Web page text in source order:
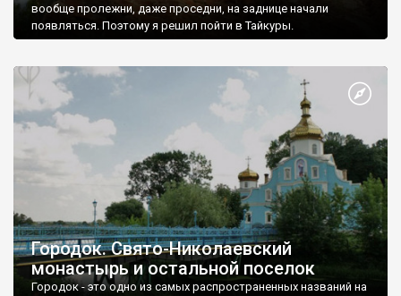
вообще пролежни, даже проседни, на заднице начали
появляться. Поэтому я решил пойти в Тайкуры.
Городок. Свято-Николаевский
монастырь и остальной поселок
Городок - это одно из самых распространенных названий на